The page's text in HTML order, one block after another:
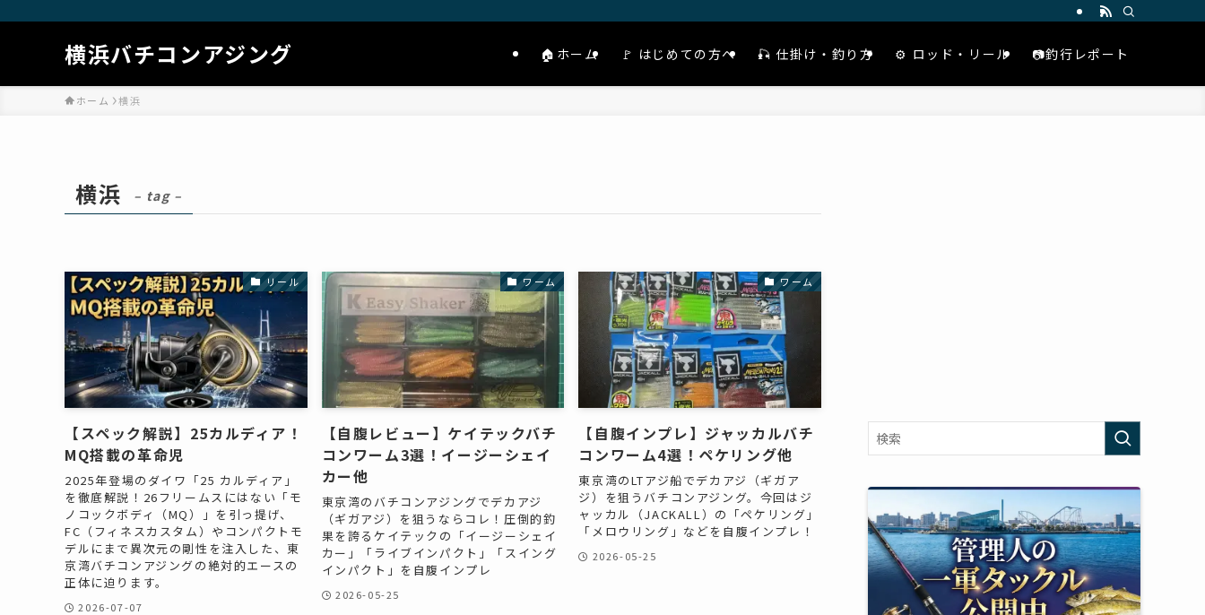
横浜バチコンアジング 🏠ホーム 🚩 はじめての方へ 🎣 仕掛け・釣り方 ⚙️ ロッド・リール 📷釣行レポート
ホーム 横浜
横浜 – tag –
リール
【スペック解説】25カルディア！
MQ搭載の革命児
2025年登場のダイワ「25 カルディア」
を徹底解説！26フリームスにはない「モ
ノコックボディ（MQ）」を引っ提げ、
FC（フィネスカスタム）やコンパクトモ
デルにまで異次元の剛性を注入した、東
京湾バチコンアジングの絶対的エースの
正体に迫ります。
2026-07-07
ワーム
【自腹レビュー】ケイテックバチ
コンワーム3選！イージーシェイ
カー他
東京湾のバチコンアジングでデカアジ
（ギガアジ）を狙うならコレ！圧倒的釣
果を誇るケイテックの「イージーシェイ
カー」「ライブインパクト」「スイング
インパクト」を自腹インプレ
2026-05-25
ワーム
【自腹インプレ】ジャッカルバチ
コンワーム4選！ペケリング他
東京湾のLTアジ船でデカアジ（ギガア
ジ）を狙うバチコンアジング。今回はジ
ャッカル（JACKALL）の「ペケリング」
「メロウリング」などを自腹インプレ！
2026-05-25